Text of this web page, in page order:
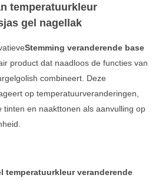
temperatuurkleur
gel nagellak
Stemming veranderende base
product dat naadloos de functies van
combineert. Deze
op temperatuurveranderingen,
tinten en naakttonen als aanvulling op
temperatuurkleur veranderende